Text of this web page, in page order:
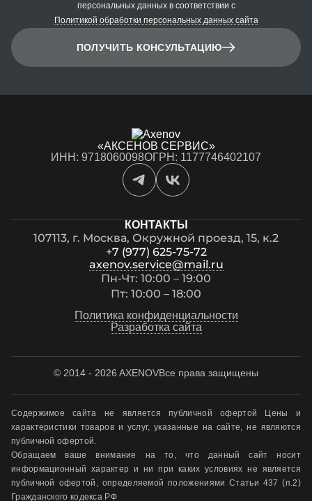
ПОЛУЧИТЬ КОНСУЛЬТАЦИЮ
персональных данных в соответствии с
Политикой обработки персональных данных сайта
«АКСЕНОВ СЕРВИС»
ИНН: 9718060098ОГРН: 1177746402107
КОНТАКТЫ
107113, г. Москва, Окружной проезд, 15, к.2
+7 (977) 625-75-72
axenov.service@mail.ru
Пн-Чт: 10:00 – 19:00
Пт: 10:00 – 18:00
Политика конфиденциальности
Разработка сайта
© 2014 - 2026 AXENOVВсе права защищены
Содержимое сайта не является публичной офертой Цены и
характеристики товаров и услуг, указанные на сайте, не являются
публичной офертой.
Обращаем ваше внимание на то, что данный сайт носит
информационный характер и ни при каких условиях не является
публичной офертой, определяемой положениями Статьи 437 (п.2)
Гражданского кодекса РФ